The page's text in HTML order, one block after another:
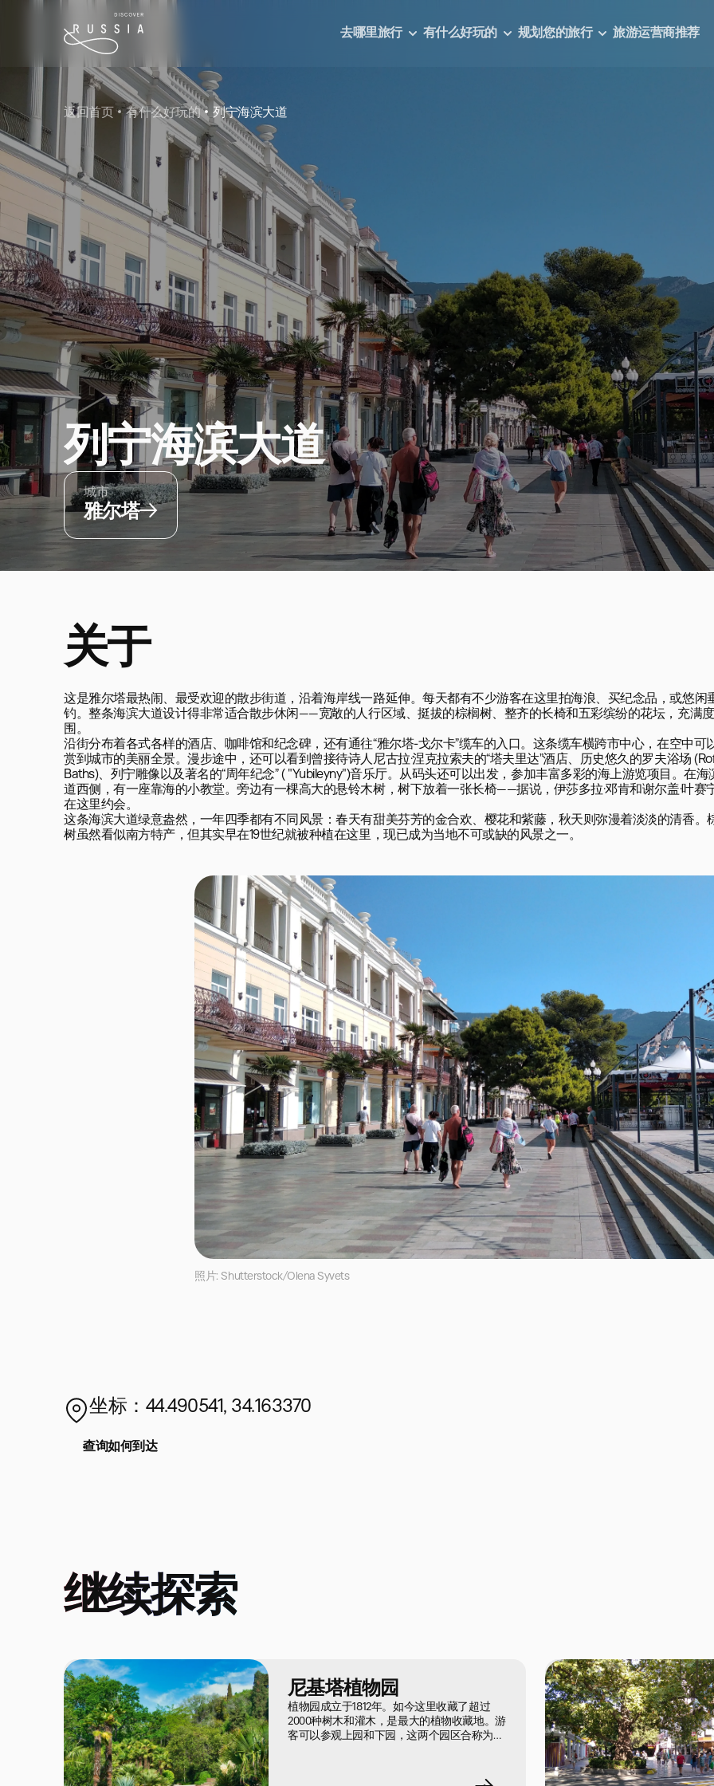
去哪里旅行 有什么好玩的 规划您的旅行 旅游运营商推荐
返回首页 有什么好玩的 列宁海滨大道
列宁海滨大道
城市
雅尔塔
关于
这是雅尔塔最热闹、最受欢迎的散步街道，沿着海岸线一路延伸。每天都有不少游客在这里拍海浪、买纪念品，或悠闲
钓。整条海滨大道设计得非常适合散步休闲——宽敞的人行区域、挺拔的棕榈树、整齐的长椅和五彩缤纷的花坛，充满
围。
沿街分布着各式各样的酒店、咖啡馆和纪念碑，还有通往“雅尔塔-戈尔卡”缆车的入口。这条缆车横跨市中心，在空中可
赏到城市的美丽全景。漫步途中，还可以看到曾接待诗人尼古拉·涅克拉索夫的“塔夫里达”酒店、历史悠久的罗夫浴场
Baths)、列宁雕像以及著名的“周年纪念” ( "Yubileyny")音乐厅。从码头还可以出发，参加丰富多彩的海上游览项目。在海
道西侧，有一座靠海的小教堂。旁边有一棵高大的悬铃木树，树下放着一张长椅——据说，伊莎多拉·邓肯和谢尔盖·叶赛
在这里约会。
这条海滨大道绿意盎然，一年四季都有不同风景：春天有甜美芬芳的金合欢、樱花和紫藤，秋天则弥漫着淡淡的清香。
树虽然看似南方特产，但其实早在19世纪就被种植在这里，现已成为当地不可或缺的风景之一。
照片: Shutterstock/Olena Syvets
坐标：44.490541, 34.163370
查询如何到达
继续探索
尼基塔植物园
植物园成立于1812年。如今这里收藏了超过
2000种树木和灌木，是最大的植物收藏地。游
客可以参观上园和下园，这两个园区合称为树